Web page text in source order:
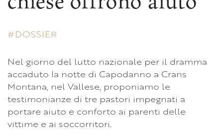
DOSSIER
Nel giorno del lutto nazionale per il dramma
accaduto la notte di Capodanno a Crans
Montana, nel Vallese, proponiamo le
testimonianze di tre pastori impegnati a
portare aiuto e conforto ai parenti delle
vittime e ai soccorritori.